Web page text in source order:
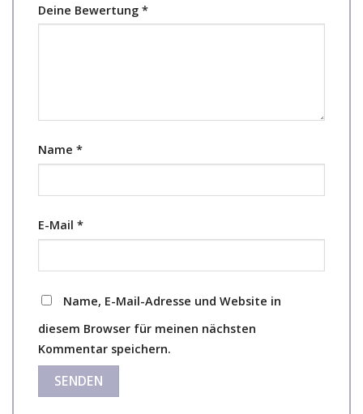
Deine Bewertung *
Name *
E-Mail *
Name, E-Mail-Adresse und Website in
diesem Browser für meinen nächsten
Kommentar speichern.